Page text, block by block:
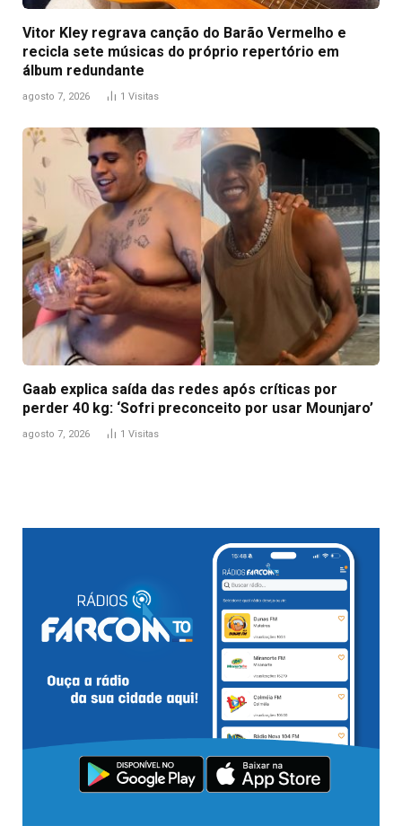
Vitor Kley regrava canção do Barão Vermelho e
recicla sete músicas do próprio repertório em
álbum redundante
agosto 7, 2026 1 Visitas
Gaab explica saída das redes após críticas por
perder 40 kg: ‘Sofri preconceito por usar Mounjaro’
agosto 7, 2026 1 Visitas